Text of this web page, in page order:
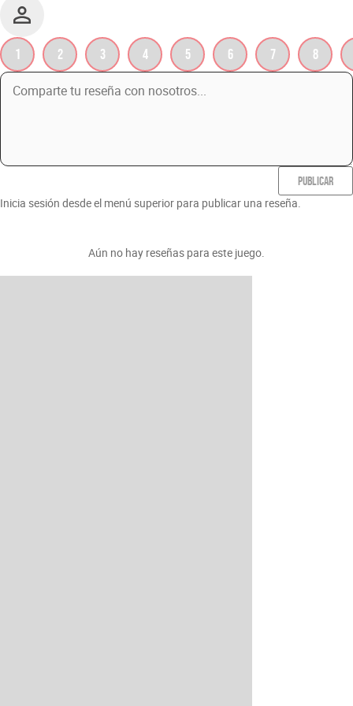
1 2 3 4 5 6 7 8
PUBLICAR
Inicia sesión desde el menú superior para publicar una reseña.
Aún no hay reseñas para este juego.